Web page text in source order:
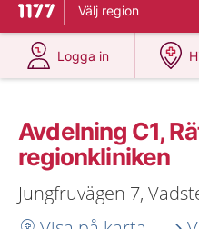
Till startsidan för 1177
Välj region
Logga in
på 1177.se
Avdelning C1,
regionkliniken
Jungfruvägen 7,